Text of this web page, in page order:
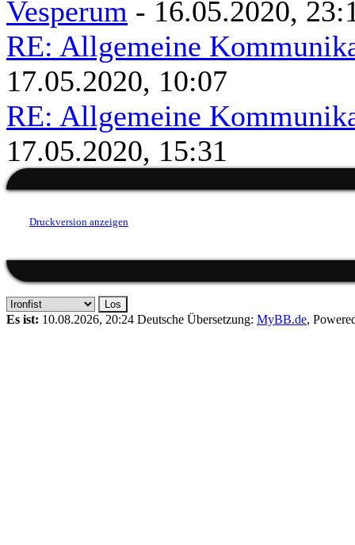
Vesperum - 16.05.2020,
RE: Allgemeine
17.05.2020, 10:07
RE: Allgemeine
17.05.2020, 15:31
Druckversion anzeigen
Es ist: 10.08.2026, 20:24 Deutsche Übersetzung: MyBB.de,